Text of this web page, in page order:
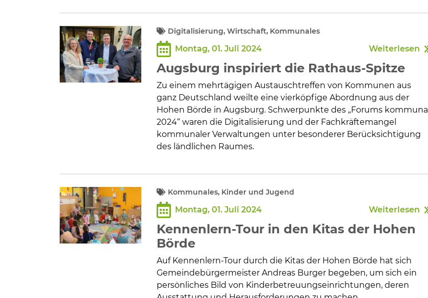
Digitalisierung, Wirtschaft, Kommunales
Montag, 01. Juli 2024 Weiterlesen
Augsburg inspiriert die Rathaus-Spitze
Zu einem mehrtägigen Austauschtreffen von Kommunen aus
ganz Deutschland weilte eine vierköpfige Abordnung aus der
Hohen Börde in Augsburg. Schwerpunkte des „Forums kommunal
2024“ waren die Digitalisierung und der Fachkräftemangel
kommunaler Verwaltungen unter besonderer Berücksichtigung
des ländlichen Raumes.
Kommunales, Kinder und Jugend
Montag, 01. Juli 2024 Weiterlesen
Kennenlern-Tour in den Kitas der Hohen
Börde
Auf Kennenlern-Tour durch die Kitas der Hohen Börde hat sich
Gemeindebürgermeister Andreas Burger begeben, um sich ein
persönliches Bild von Kinderbetreuungseinrichtungen, deren